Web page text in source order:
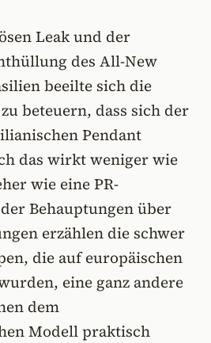
Leak und der
des All-New
beeilte sich die
beteuern, dass sich der
Pendant
das wirkt weniger wie
wie eine PR-
Behauptungen über
erzählen die schwer
die auf europäischen
eine ganz andere
dem
Modell praktisch